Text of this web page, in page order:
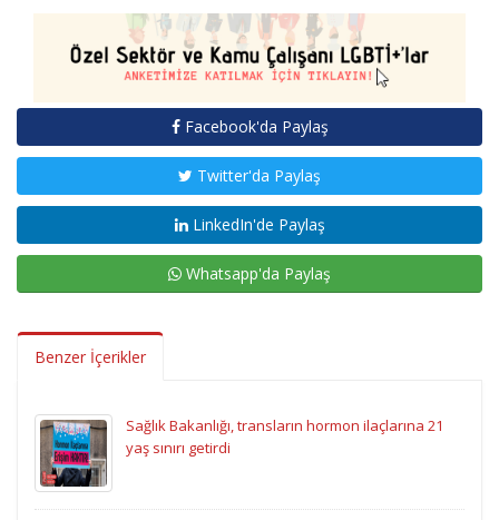
Facebook'da Paylaş
Twitter'da Paylaş
LinkedIn'de Paylaş
Whatsapp'da Paylaş
Benzer İçerikler
Sağlık Bakanlığı, transların hormon ilaçlarına 21
yaş sınırı getirdi